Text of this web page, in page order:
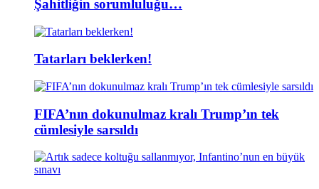
Şahitliğin sorumluluğu…
Tatarları beklerken!
FIFA’nın dokunulmaz kralı Trump’ın tek
cümlesiyle sarsıldı